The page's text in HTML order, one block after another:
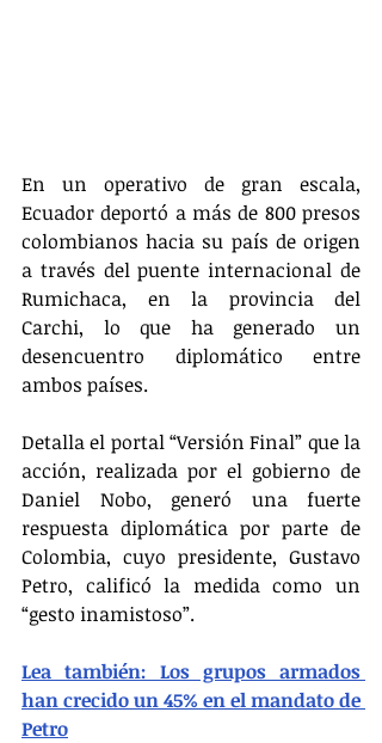
En un operativo de gran escala,
Ecuador deportó a más de 800 presos
colombianos hacia su país de origen
a través del puente internacional de
Rumichaca, en la provincia del
Carchi, lo que ha generado un
desencuentro diplomático entre
ambos países.
Detalla el portal “Versión Final” que la
acción, realizada por el gobierno de
Daniel Nobo, generó una fuerte
respuesta diplomática por parte de
Colombia, cuyo presidente, Gustavo
Petro, calificó la medida como un
“gesto inamistoso”.
Lea también: Los grupos armados
han crecido un 45% en el mandato de
Petro